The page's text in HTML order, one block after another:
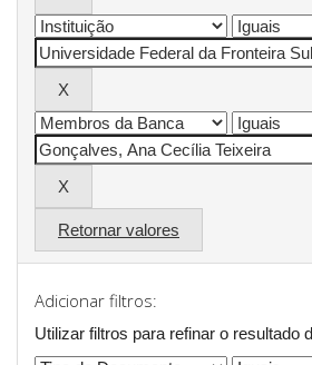
Retornar valores
Adicionar filtros:
Utilizar filtros para refinar o resultado